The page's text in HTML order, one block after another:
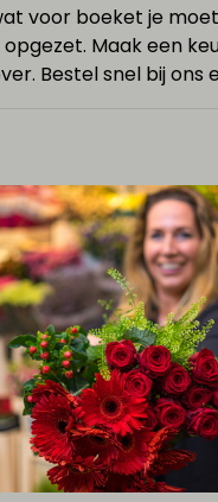
voor boeket je
opgezet. Maak een
Bestel snel bij ons